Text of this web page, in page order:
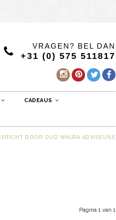
VRAGEN? BEL DAN
+31 (0) 575 511817
CADEAUS
DOOR OUD WALRA ADVISEUSE
Pagina 1 van 1